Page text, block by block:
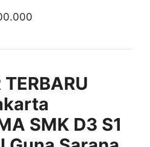
TERBARU
SMK D3 S1